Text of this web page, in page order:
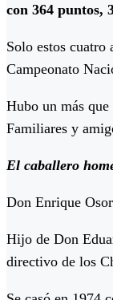
con 364 puntos,
Solo estos cuatro
Campeonato
Hubo un más
Familiares y
El caballero
Don Enrique
Hijo de Don
directivo de los